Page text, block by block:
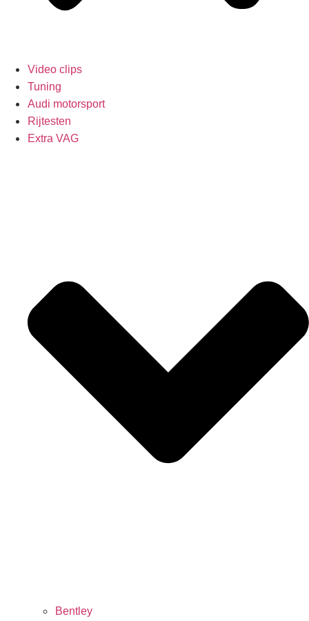
Video clips
Tuning
Audi motorsport
Rijtesten
Extra VAG
Bentley